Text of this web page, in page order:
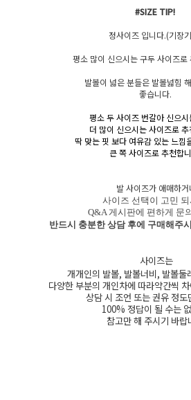
#SIZE TIP!
정사이즈 입니다.(기장
평소 많이 신으시는 구두 사이즈로
발볼이 넓은 분들은 발볼넓힘
좋습니다.
평소 두 사이즈 번갈아 신으
더 많이 신으시는 사이즈로
딱 맞는 핏 보다 여유감 있는 느낌
큰 쪽 사이즈로 추천합
발 사이즈가 애매하거
사이즈 선택이 고민 되
Q&A 게시판에 편하게 문
반드시 충분한 상담 후에 구매해주
사이즈는
개개인의 발볼, 발볼너비, 발볼둘
다양한 부분의 개인차에 따라약간씩
상담 시 조언 또는 권유 정도
100% 정답이 될 수는
참고만 해 주시기 바랍